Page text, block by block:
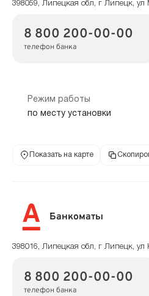
398059, Липецкая обл, г Липецк,
8 800 200-00-00
телефон банка
Режим работы
по месту установки
Показать на карте
Банкоматы
398016, Липецкая обл, г Липецк, ул
8 800 200-00-00
телефон банка